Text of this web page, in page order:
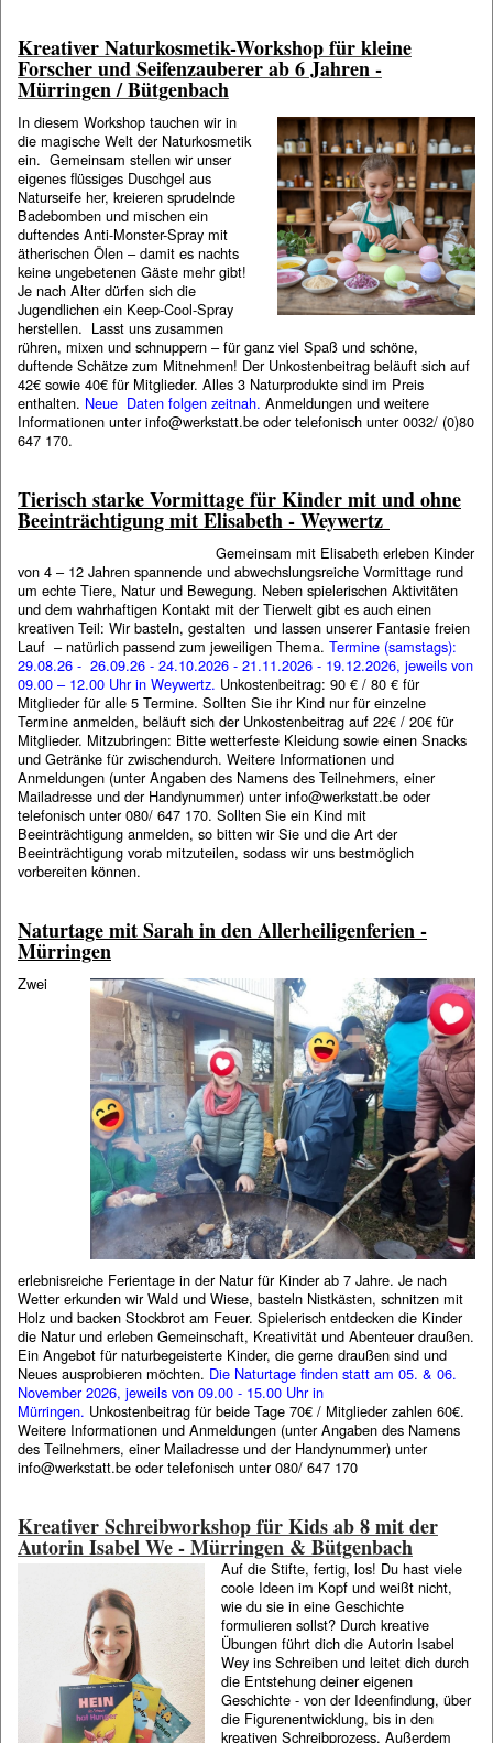
Kreativer Naturkosmetik-Workshop für kleine
Forscher und Seifenzauberer ab 6 Jahren -
Mürringen / Bütgenbach
In diesem Workshop tauchen wir in
die magische Welt der Naturkosmetik
ein. Gemeinsam stellen wir unser
eigenes flüssiges Duschgel aus
Naturseife her, kreieren sprudelnde
Badebomben und mischen ein
duftendes Anti-Monster-Spray mit
ätherischen Ölen – damit es nachts
keine ungebetenen Gäste mehr gibt!
Je nach Alter dürfen sich die
Jugendlichen ein Keep-Cool-Spray
herstellen. Lasst uns zusammen
rühren, mixen und schnuppern – für ganz viel Spaß und schöne,
duftende Schätze zum Mitnehmen! Der Unkostenbeitrag beläuft sich auf
42€ sowie 40€ für Mitglieder. Alles 3 Naturprodukte sind im Preis
enthalten. Neue Daten folgen zeitnah. Anmeldungen und weitere
Informationen unter info@werkstatt.be oder telefonisch unter 0032/ (0)80
647 170.
Tierisch starke Vormittage für Kinder mit und ohne
Beeinträchtigung mit Elisabeth - Weywertz
Gemeinsam mit Elisabeth erleben Kinder
von 4 – 12 Jahren spannende und abwechslungsreiche Vormittage rund
um echte Tiere, Natur und Bewegung. Neben spielerischen Aktivitäten
und dem wahrhaftigen Kontakt mit der Tierwelt gibt es auch einen
kreativen Teil: Wir basteln, gestalten und lassen unserer Fantasie freien
Lauf – natürlich passend zum jeweiligen Thema. Termine (samstags):
29.08.26 - 26.09.26 - 24.10.2026 - 21.11.2026 - 19.12.2026, jeweils von
09.00 – 12.00 Uhr in Weywertz. Unkostenbeitrag: 90 € / 80 € für
Mitglieder für alle 5 Termine. Sollten Sie ihr Kind nur für einzelne
Termine anmelden, beläuft sich der Unkostenbeitrag auf 22€ / 20€ für
Mitglieder. Mitzubringen: Bitte wetterfeste Kleidung sowie einen Snacks
und Getränke für zwischendurch. Weitere Informationen und
Anmeldungen (unter Angaben des Namens des Teilnehmers, einer
Mailadresse und der Handynummer) unter info@werkstatt.be oder
telefonisch unter 080/ 647 170. Sollten Sie ein Kind mit
Beeinträchtigung anmelden, so bitten wir Sie und die Art der
Beeinträchtigung vorab mitzuteilen, sodass wir uns bestmöglich
vorbereiten können.
Naturtage mit Sarah in den Allerheiligenferien -
Mürringen
Zwei
erlebnisreiche Ferientage in der Natur für Kinder ab 7 Jahre. Je nach
Wetter erkunden wir Wald und Wiese, basteln Nistkästen, schnitzen mit
Holz und backen Stockbrot am Feuer. Spielerisch entdecken die Kinder
die Natur und erleben Gemeinschaft, Kreativität und Abenteuer draußen.
Ein Angebot für naturbegeisterte Kinder, die gerne draußen sind und
Neues ausprobieren möchten. Die Naturtage finden statt am 05. & 06.
November 2026, jeweils von 09.00 - 15.00 Uhr in
Mürringen. Unkostenbeitrag für beide Tage 70€ / Mitglieder zahlen 60€.
Weitere Informationen und Anmeldungen (unter Angaben des Namens
des Teilnehmers, einer Mailadresse und der Handynummer) unter
info@werkstatt.be oder telefonisch unter 080/ 647 170
Kreativer Schreibworkshop für Kids ab 8 mit der
Autorin Isabel We - Mürringen & Bütgenbach
Auf die Stifte, fertig, los! Du hast viele
coole Ideen im Kopf und weißt nicht,
wie du sie in eine Geschichte
formulieren sollst? Durch kreative
Übungen führt dich die Autorin Isabel
Wey ins Schreiben und leitet dich durch
die Entstehung deiner eigenen
Geschichte - von der Ideenfindung, über
die Figurenentwicklung, bis in den
kreativen Schreibprozess. Außerdem